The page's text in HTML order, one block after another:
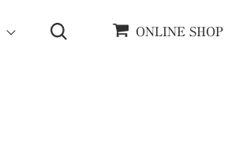
ONLINE SHOP